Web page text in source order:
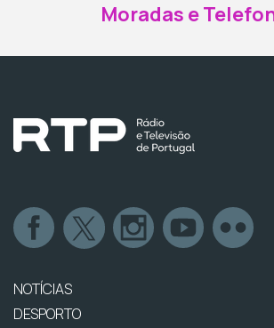
Moradas e
NOTÍCIAS
DESPORTO